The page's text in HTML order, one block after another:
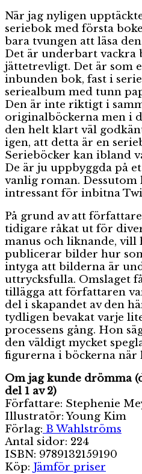
När jag nyligen
seriebok med första
bara tvungen att läsa
Det är underbart
jättetrevligt. Det är som
inbunden bok, fast i
seriealbum med tunn
Den är inte riktigt i
originalböckerna men i
den helt klart väl
igen, att detta är en
Serieböcker kan ibland
De är ju uppbyggda på
vanlig roman. Dessutom
intressant för inbitna
På grund av att
tidigare råkat ut för
manus och liknande, vill
publicerar bilder hur
intyga att bilderna är
uttrycksfulla. Omslaget
tillägga att författaren
del i skapandet av den
tydligen bevakat varje
processens gång. Hon
den väldigt mycket
figurerna i böckerna när
Om jag kunde drömma
del 1 av 2)
Författare: Stephenie
Illustratör: Young Kim
Förlag: B Wahlströms
Antal sidor: 224
ISBN: 9789132159190
Köp: Jämför priser